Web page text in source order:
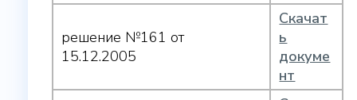
решение №161 от
15.12.2005
Скачат
ь
докуме
нт